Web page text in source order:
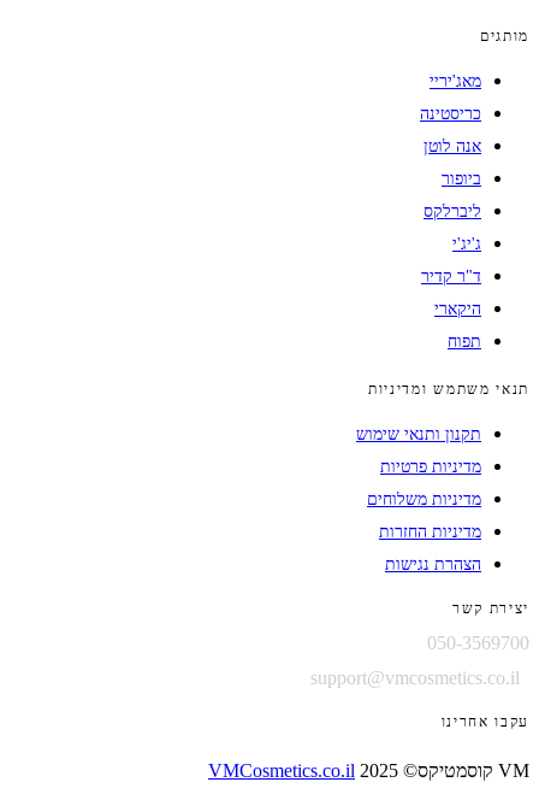
מותגים
מאג'יריי
כריסטינה
אנה לוטן
ביופור
ליברלקס
ג'יג'י
ד"ר קדיר
היקארי
תפוח
תנאי משתמש ומדיניות
תקנון ותנאי שימוש
מדיניות פרטיות
מדיניות משלוחים
מדיניות החזרות
הצהרת נגישות
יצירת קשר
050-3569700
support@vmcosmetics.co.il
עקבו אחרינו
VM קוסמטיקס© 2025 VMCosmetics.co.il